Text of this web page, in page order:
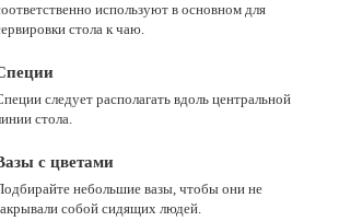
используют в основном для
стола к чаю.
следует располагать вдоль центральной
стола.
с цветами
небольшие вазы, чтобы они не
собой сидящих людей.